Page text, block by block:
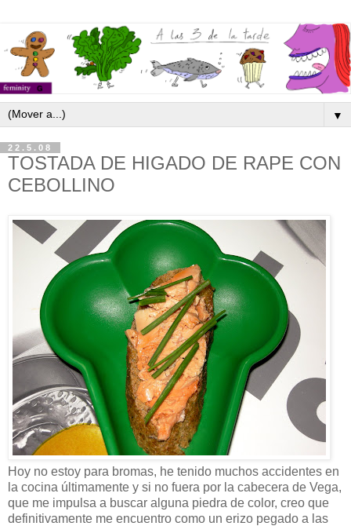
▼
22.5.08
TOSTADA DE HIGADO DE RAPE CON
CEBOLLINO
Hoy no estoy para bromas, he tenido muchos accidentes en
la cocina últimamente y si no fuera por la cabecera de Vega,
que me impulsa a buscar alguna piedra de color, creo que
definitivamente me encuentro como un erizo pegado a las